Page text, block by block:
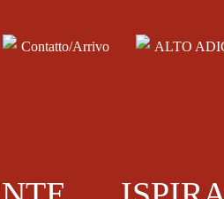
Contatto/Arrivo ALTO